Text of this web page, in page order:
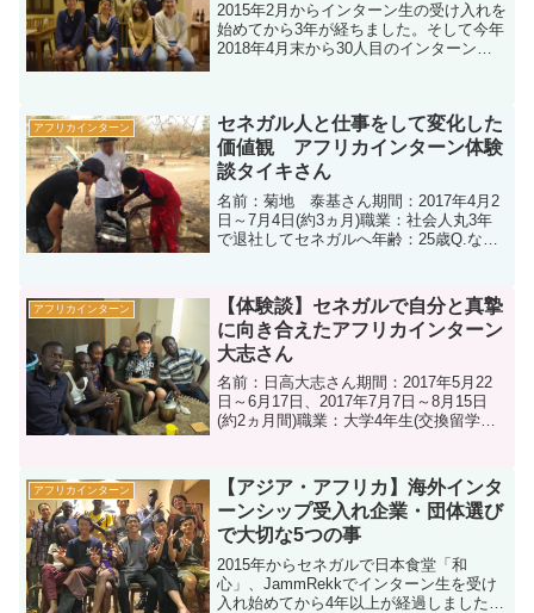
2015年2月からインターン生の受け入れを
始めてから3年が経ちました。そして今年
2018年4月末から30人目のインターン生
き合う...
アフリカインターン
セネガル人と仕事をして変化した
価値観 アフリカインターン体験
談タイキさん
名前：菊地 泰基さん期間：2017年4月2
日～7月4日(約3ヵ月)職業：社会人丸3年
で退社してセネガルへ年齢：25歳Q.なぜ
興味がありました。それで一度アフリカ
の生活を...
アフリカインターン
【体験談】セネガルで自分と真摯
に向き合えたアフリカインターン
大志さん
名前：日高大志さん期間：2017年5月22
日～6月17日、2017年7月7日～8月15日
(約2ヵ月間)職業：大学4年生(交換留学期
私はセネガルに来る前、モロッコで...
アフリカインターン
【アジア・アフリカ】海外インタ
ーンシップ受入れ企業・団体選び
で大切な5つの事
2015年からセネガルで日本食堂「和
心」、JammRekkでインターン生を受け
入れ始めてから4年以上が経過しました。